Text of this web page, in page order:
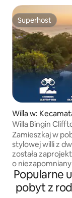
Superhost
Superhost
Willa w:
atan
Willa Bingin
i dojściem do
Zamieszkaj w
stylowej willi z
została
o
morzem. Dzięki
łóżkom typu
plaży przez
Popularne
pobyt z